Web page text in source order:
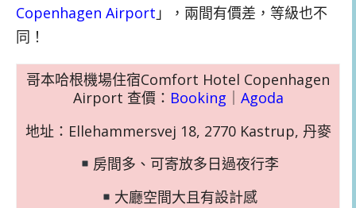
Copenhagen Airport 」，兩間有價差，等級也不
同！
哥本哈根機場住宿Comfort Hotel Copenhagen
Airport 查價： Booking
Agoda
地址：Ellehammersvej 18, 2770 Kastrup, 丹麥
房間多、可寄放多日過夜行李
大廳空間大且有設計感